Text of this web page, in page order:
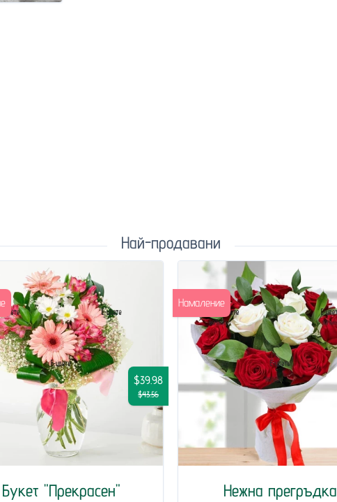
Най-продавани
Букет "Прекрасен"
$39.98
$43.56
Нежна прегръдка
Намаление